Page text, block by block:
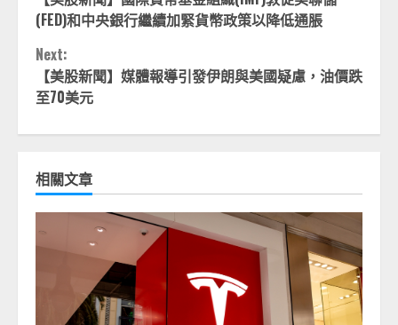
Reading
(FED)和中央銀行繼續加緊貨幣政策以降低通脹
Next:
【美股新聞】媒體報導引發伊朗與美國疑慮，油價跌
至70美元
相關文章